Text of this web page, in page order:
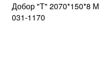
Добор "Т" 2070*150*8 М
031-1170